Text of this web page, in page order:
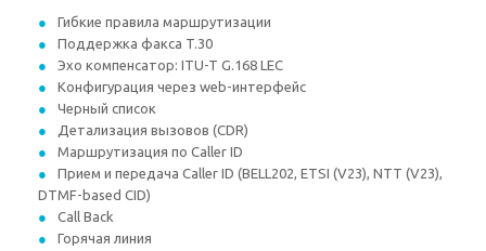
Гибкие правила маршрутизации
Поддержка факса T.30
Эхо компенсатор: ITU-T G.168 LEC
Конфигурация через web-интерфейс
Черный список
Детализация вызовов (CDR)
Маршрутизация по Caller ID
Прием и передача Caller ID (BELL202, ETSI (V23), NTT (V23),
DTMF-based CID)
Call Back
Горячая линия